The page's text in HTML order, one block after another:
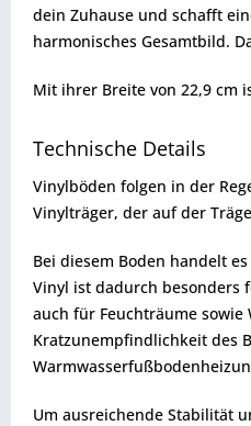
dein Zuhause und schafft
harmonisches Gesamtbild.
Mit ihrer Breite von 22,9 cm
Technische Details
Vinylböden folgen in der
Vinylträger, der auf der
Bei diesem Boden handelt
Vinyl ist dadurch besonders
auch für Feuchträume
Kratzunempfindlichkeit des
Um ausreichende Stabilität